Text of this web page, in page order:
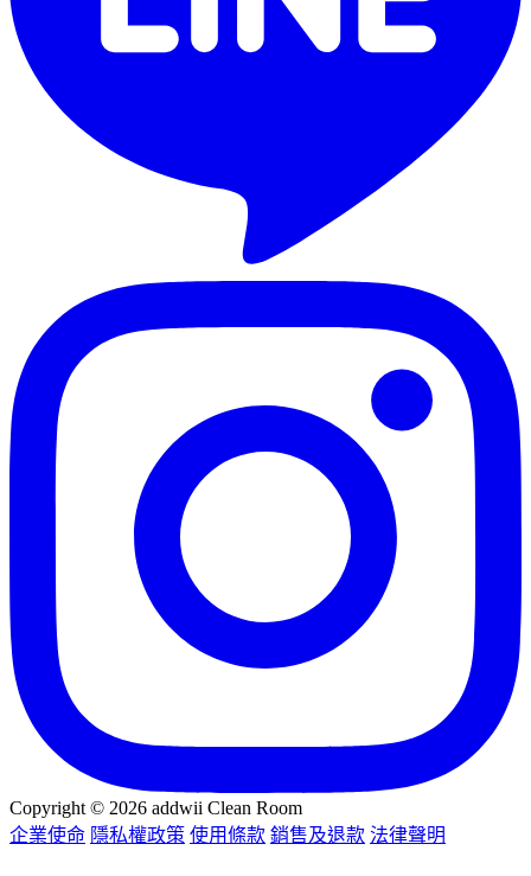
Copyright © 2026 addwii Clean Room
企業使命 隱私權政策 使用條款 銷售及退款 法律聲明